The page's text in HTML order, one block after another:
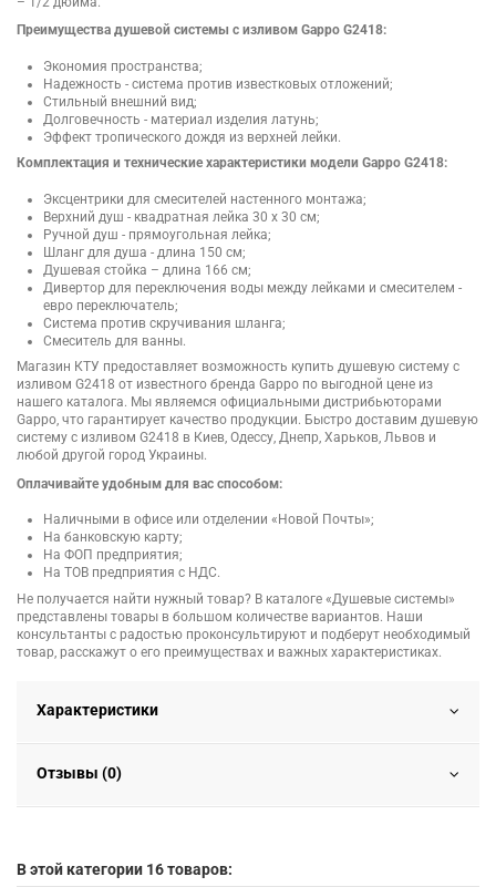
Преимущества душевой системы с изливом Gappo G2418:
Экономия пространства;
Надежность - система против известковых отложений;
Стильный внешний вид;
Долговечность - материал изделия латунь;
Эффект тропического дождя из верхней лейки.
Комплектация и технические характеристики модели Gappo G2418:
Эксцентрики для смесителей настенного монтажа;
Верхний душ - квадратная лейка 30 х 30 см;
Ручной душ - прямоугольная лейка;
Шланг для душа - длина 150 см;
Душевая стойка – длина 166 см;
Дивертор для переключения воды между лейками и смесителем -
евро переключатель;
Система против скручивания шланга;
Смеситель для ванны.
Магазин КТУ предоставляет возможность купить душевую систему с
изливом G2418 от известного бренда Gappo по выгодной цене из
нашего каталога. Мы являемся официальными дистрибьюторами
Gappo, что гарантирует качество продукции. Быстро доставим душевую
систему с изливом G2418 в Киев, Одессу, Днепр, Харьков, Львов и
любой другой город Украины.
Оплачивайте удобным для вас способом:
Наличными в офисе или отделении «Новой Почты»;
На банковскую карту;
На ФОП предприятия;
На ТОВ предприятия с НДС.
Не получается найти нужный товар? В каталоге «Душевые системы»
представлены товары в большом количестве вариантов. Наши
консультанты с радостью проконсультируют и подберут необходимый
товар, расскажут о его преимуществах и важных характеристиках.
Характеристики
Отзывы (0)
В этой категории 16 товаров: